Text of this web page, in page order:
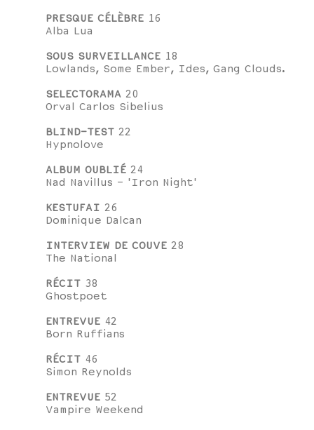
PRESQUE CÉLÈBRE 16
Alba Lua
SOUS SURVEILLANCE 18
Lowlands, Some Ember, Ides, Gang Clouds.
SELECTORAMA 20
Orval Carlos Sibelius
BLIND-TEST 22
Hypnolove
ALBUM OUBLIÉ 24
Nad Navillus - 'Iron Night'
KESTUFAI 26
Dominique Dalcan
INTERVIEW DE COUVE 28
The National
RÉCIT 38
Ghostpoet
ENTREVUE 42
Born Ruffians
RÉCIT 46
Simon Reynolds
ENTREVUE 52
Vampire Weekend